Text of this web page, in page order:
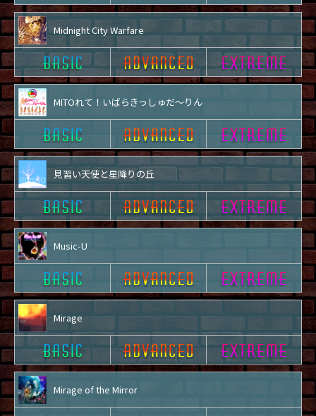
Midnight City Warfare
MITOれて！いばらきっしゅだ～りん
見習い天使と星降りの丘
Music-U
Mirage
Mirage of the Mirror